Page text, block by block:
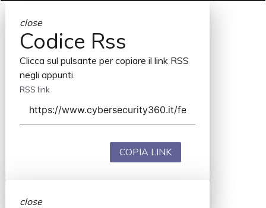
close
Codice Rss
Clicca sul pulsante per copiare il link RSS
negli appunti.
RSS link
COPIA LINK
close